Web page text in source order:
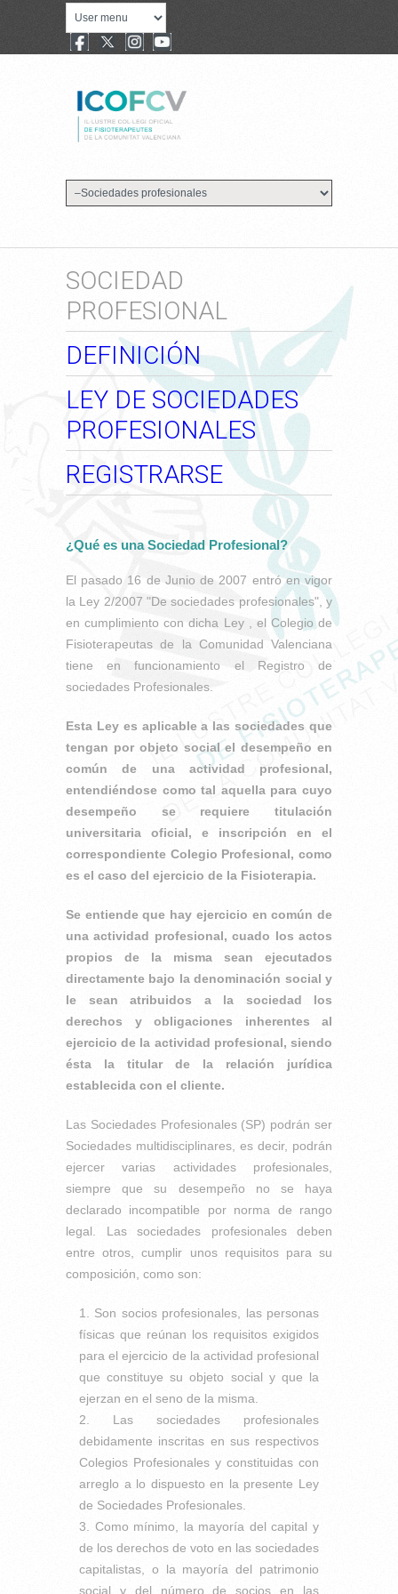
SOCIEDAD
PROFESIONAL
DEFINICIÓN
LEY DE SOCIEDADES
PROFESIONALES
REGISTRARSE
¿Qué es una Sociedad Profesional?
El pasado 16 de Junio de 2007 entró en vigor
la Ley 2/2007 "De sociedades profesionales", y
en cumplimiento con dicha Ley , el Colegio de
Fisioterapeutas de la Comunidad Valenciana
tiene en funcionamiento el Registro de
sociedades Profesionales.
Esta Ley es aplicable a las sociedades que
tengan por objeto social el desempeño en
común de una actividad profesional,
entendiéndose como tal aquella para cuyo
desempeño se requiere titulación
universitaria oficial, e inscripción en el
correspondiente Colegio Profesional, como
es el caso del ejercicio de la Fisioterapia.
Se entiende que hay ejercicio en común de
una actividad profesional, cuado los actos
propios de la misma sean ejecutados
directamente bajo la denominación social y
le sean atribuidos a la sociedad los
derechos y obligaciones inherentes al
ejercicio de la actividad profesional, siendo
ésta la titular de la relación jurídica
establecida con el cliente.
Las Sociedades Profesionales (SP) podrán ser
Sociedades multidisciplinares, es decir, podrán
ejercer varias actividades profesionales,
siempre que su desempeño no se haya
declarado incompatible por norma de rango
legal. Las sociedades profesionales deben
entre otros, cumplir unos requisitos para su
composición, como son:
Son socios profesionales, las personas
físicas que reúnan los requisitos exigidos
para el ejercicio de la actividad profesional
que constituye su objeto social y que la
ejerzan en el seno de la misma.
Las sociedades profesionales
debidamente inscritas en sus respectivos
Colegios Profesionales y constituidas con
arreglo a lo dispuesto en la presente Ley
de Sociedades Profesionales.
Como mínimo, la mayoría del capital y
de los derechos de voto en las sociedades
capitalistas, o la mayoría del patrimonio
social y del número de socios en las